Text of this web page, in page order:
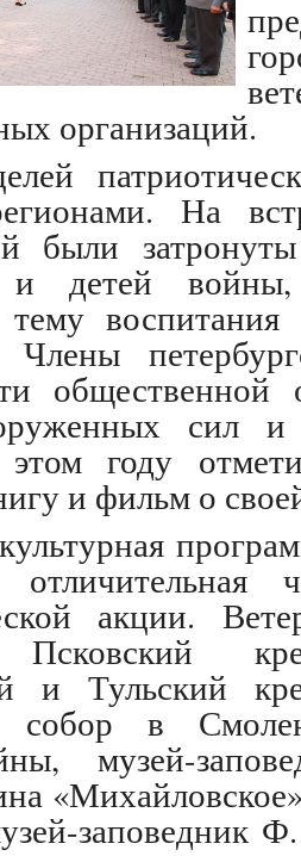
организаций.
На
были
и детей
Члены
сил и
году
и фильм о
акции.
Псковский
и Тульский
собор в
музей-
заповедник